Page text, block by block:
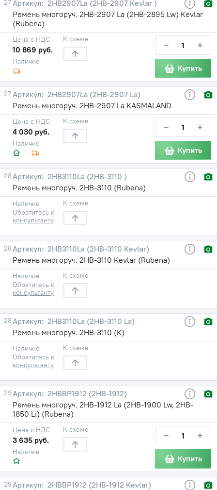
27
2HB2907La (2НВ-2907 Kevlar )
Ремень многоруч. 2НВ-2907 La (2НВ-2895 Lw) Kevlar
(Rubena)
Наличие
Цена с НДС
10 869 руб.
К схеме − +
Купить
27
2HB2907La (2НВ-2907 La)
Ремень многоруч. 2НВ-2907 La KASMALAND
Наличие
Цена с НДС
4 030 руб.
К схеме − +
Купить
28
2HB3110La (2НВ-3110 )
Ремень многоруч. 2НВ-3110 (Rubena)
Наличие
Обратитесь к
консультанту
К схеме
28
2HB3110La (2НВ-3110 Kevlar)
Ремень многоруч. 2НВ-3110 Kevlar (Rubena)
Наличие
Обратитесь к
консультанту
К схеме
28
2HB3110La (2НВ-3110 La)
Ремень многоруч. 2НВ-3110 (К)
Наличие
Обратитесь к
консультанту
К схеме
29
2HBBP1912 (2НВ-1912)
Ремень многоруч. 2НВ-1912 La (2НВ-1900 Lw, 2HB-
1850 Li) (Rubena)
Наличие
Цена с НДС
3 635 руб.
К схеме − +
Купить
29
2HBBP1912 (2НВ-1912 Kevlar)